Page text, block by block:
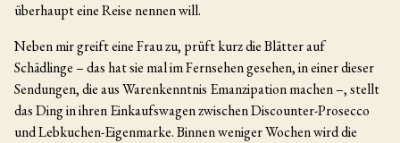
überhaupt eine Reise nennen will.
Neben mir greift eine Frau zu, prüft kurz die Blätter auf
Schädlinge – das hat sie mal im Fernsehen gesehen, in einer dieser
Sendungen, die aus Warenkenntnis Emanzipation machen –, stellt
das Ding in ihren Einkaufswagen zwischen Discounter-Prosecco
und Lebkuchen-Eigenmarke. Binnen weniger Wochen wird die